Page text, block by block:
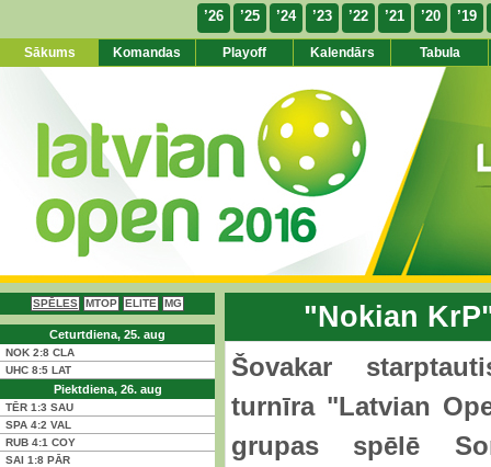
’19
’20
’21
’22
’23
’24
’25
’26
Sākums Komandas Playoff Kalendārs Tabula
SPĒLES MTOP ELITE MG
Ceturtdiena, 25. aug
NOK 2:8 CLA
UHC 8:5 LAT
Piektdiena, 26. aug
TĒR 1:3 SAU
SPA 4:2 VAL
RUB 4:1 COY
SAI 1:8 PĀR
"Nokian
Šovakar
turnīra "Latvian
grupas spēlē